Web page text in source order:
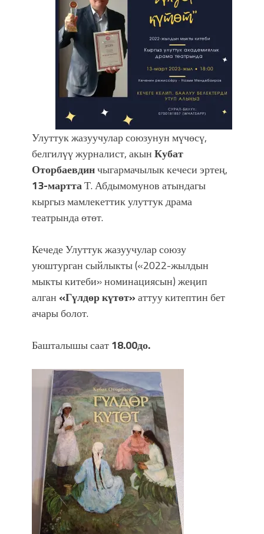
Park'ка 30 миң адам чогулду
Улуттук жазуучулар союзунун мүчөсү,
белгилүү журналист, акынКубат
Оторбаевдинчыгармачылык кечеси эртең,
13-марттаТ. Абдымомунов атындагы
кыргыз мамлекеттик улуттук драма
театрында өтөт.
Кечеде Улуттук жазуучулар союзу
уюштурган сыйлыкты («2022-жылдын
мыкты китеби» номинациясын) жеңип
алган «Гүлдөр күтөт»аттуу китептин бет
ачары болот.
Башталышы саат18.00до.